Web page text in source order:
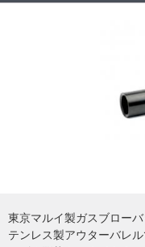
東京マルイ製ガスブロー
テンレス製アウターバレル